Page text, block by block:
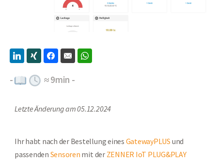
- ≈9min -
Letzte Änderung am 05.12.2024
Ihr habt nach der Bestellung eines GatewayPLUS und
passenden Sensoren mit der ZENNER IoT PLUG&PLAY